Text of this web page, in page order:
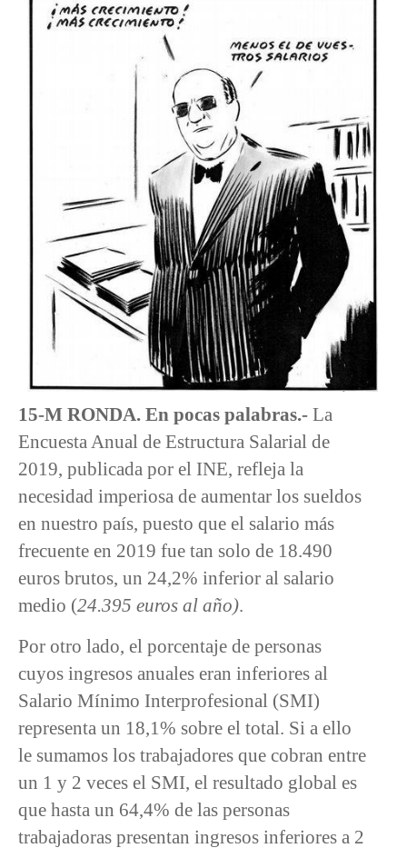
15-M RONDA. En pocas palabras.- La
Encuesta Anual de Estructura Salarial de
2019, publicada por el INE, refleja la
necesidad imperiosa de aumentar los sueldos
en nuestro país, puesto que el salario más
frecuente en 2019 fue tan solo de 18.490
euros brutos, un 24,2% inferior al salario
medio (24.395 euros al año).
Por otro lado, el porcentaje de personas
cuyos ingresos anuales eran inferiores al
Salario Mínimo Interprofesional (SMI)
representa un 18,1% sobre el total. Si a ello
le sumamos los trabajadores que cobran entre
un 1 y 2 veces el SMI, el resultado global es
que hasta un 64,4% de las personas
trabajadoras presentan ingresos inferiores a 2